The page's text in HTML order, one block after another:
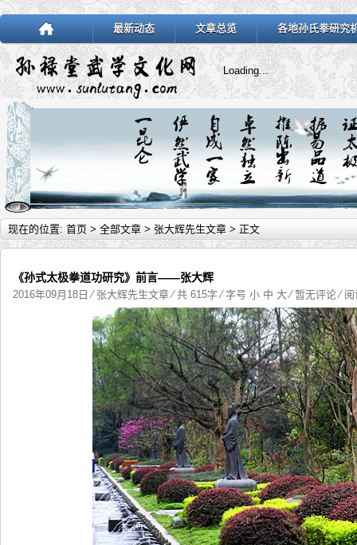
最新动态 文章总览 各地孙氏拳研究
Loading...
现在的位置: 首页 > 全部文章 > 张大辉先生文章 > 正文
《孙式太极拳道功研究》前言——张大辉
2016年09月18日 ⁄ 张大辉先生文章⁄ 共 615字 ⁄ 字号 小 中 大 ⁄暂无评论⁄